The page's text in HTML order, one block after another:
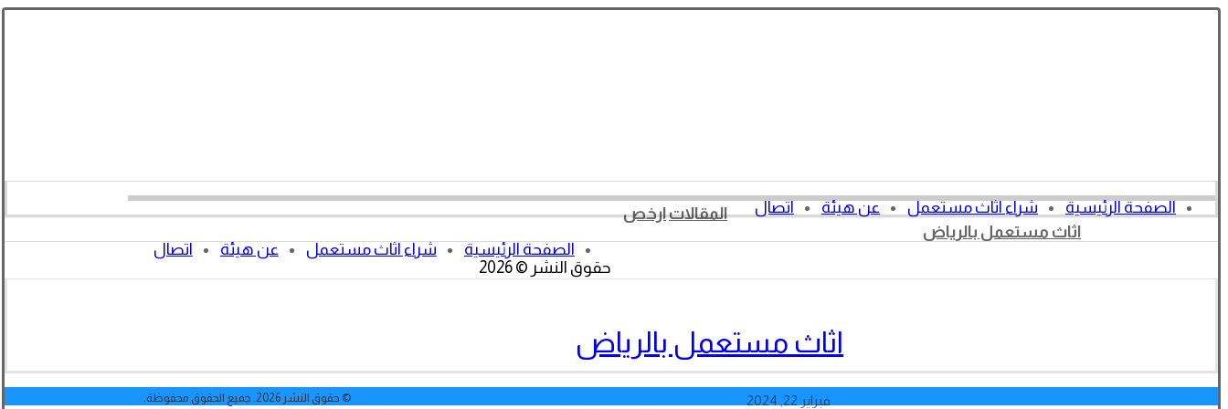
الصفحة الرئيسية شراء اثاث مستعمل عن هيئة اتصال
الصفحة الرئيسية شراء اثاث مستعمل عن هيئة
اتصال
حقوق النشر © 2026
المقالاتارخص
اثاث مستعمل بالرياض
اثاث مستعمل بالرياض
فبراير 22, 2024
© حقوق النشر 2026. جميع الحقوق محفوظة.